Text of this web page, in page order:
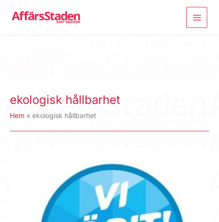
ekologisk hållbarhet
Hem ekologisk hållbarhet